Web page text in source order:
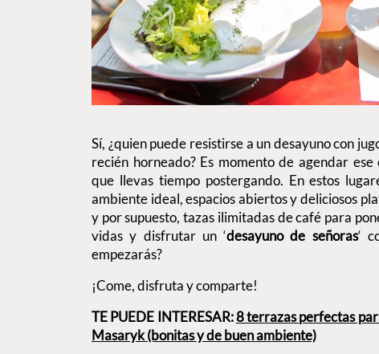
Sí, ¿quien puede resistirse a un desayuno con
recién horneado? Es momento de agendar
que llevas tiempo postergando. En estos
ambiente ideal, espacios abiertos y deliciosos
y por supuesto, tazas ilimitadas de café para
vidas y disfrutar un ‘desayuno de señoras‘
empezarás?
¡Come, disfruta y comparte!
TE PUEDE INTERESAR:8 terrazas perfectas
Masaryk (bonitas y de buen ambiente)